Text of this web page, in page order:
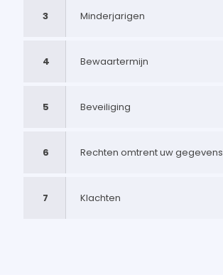
3 Minderjarigen
4 Bewaartermijn
5 Beveiliging
6 Rechten omtrent uw gegevens
7 Klachten